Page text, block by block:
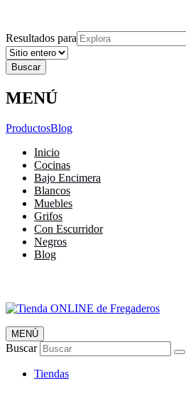
Resultados para
MENÚ
ProductosBlog
Inicio
Cocinas
Bajo Encimera
Blancos
Muebles
Grifos
Con Escurridor
Negros
Blog
Tienda ONLINE de Fregaderos
TOP en Ventas
MENÚ
Buscar
Tiendas